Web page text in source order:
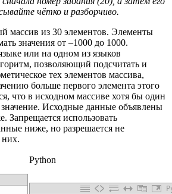
чётко и разборчиво.
массив из 30 элементов. Элементы
значения от –1000 до 1000.
или на одном из языков
позволяющий подсчитать и
тех элементов массива,
больше первого элемента этого
что в исходном массиве хотя бы один
значение. Исходные данные объявлены
Запрещается использовать
ниже, но разрешается не
них.
Python